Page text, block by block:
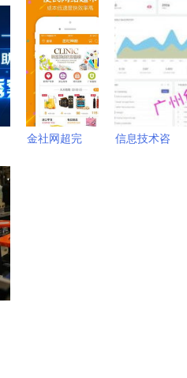
IT龙头，信
息技术咨询
服务的革新
者
股权转让完
成，强协同
开启发展新
阶段——开
源证券公司
信息更新报
金社网超完
信息技术咨